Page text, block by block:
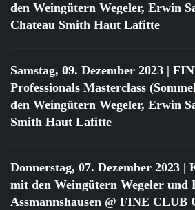
den Weingütern Wegeler, Erwin
Chateau Smith Haut Lafitte
Samstag, 09. Dezember 2023 |
Professionals Masterclass
den Weingütern Wegeler, Erwin
Smith Haut Lafitte
Donnerstag, 07. Dezember 2023 |
mit den Weingütern Wegeler und
Assmannshausen @ FINE CLUB